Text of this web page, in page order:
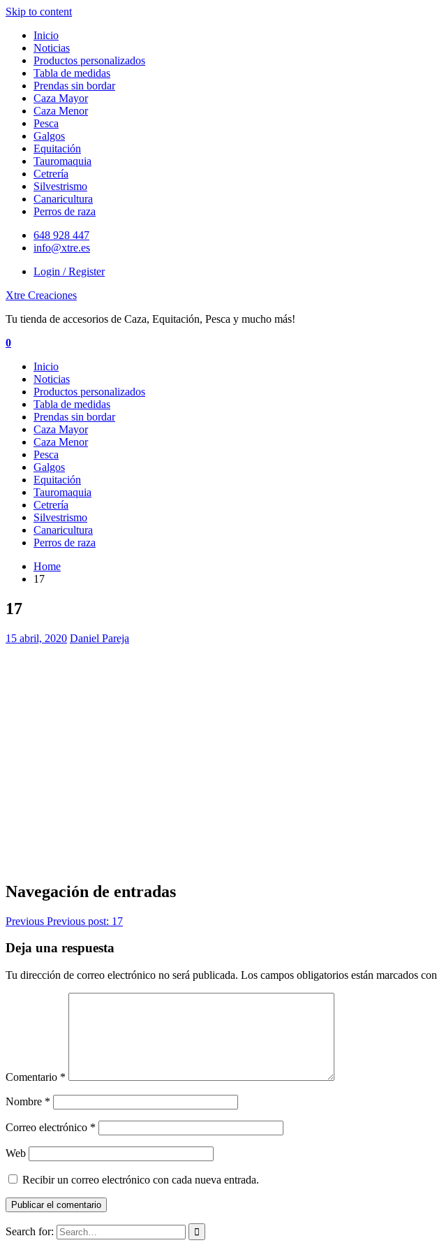
Skip to content
Inicio
Noticias
Productos personalizados
Tabla de medidas
Prendas sin bordar
Caza Mayor
Caza Menor
Pesca
Galgos
Equitación
Tauromaquia
Cetrería
Silvestrismo
Canaricultura
Perros de raza
648 928 447
info@xtre.es
Login / Register
Xtre Creaciones
Tu tienda de accesorios de Caza, Equitación, Pesca y mucho más!
0
Inicio
Noticias
Productos personalizados
Tabla de medidas
Prendas sin bordar
Caza Mayor
Caza Menor
Pesca
Galgos
Equitación
Tauromaquia
Cetrería
Silvestrismo
Canaricultura
Perros de raza
Home
17
17
15 abril, 2020 Daniel Pareja
Navegación de entradas
Previous Previous post: 17
Deja una respuesta
Tu dirección de correo electrónico no será publicada. Los campos obligatorios están marcados con
Comentario *
Nombre *
Correo electrónico *
Web
Recibir un correo electrónico con cada nueva entrada.
Search for: